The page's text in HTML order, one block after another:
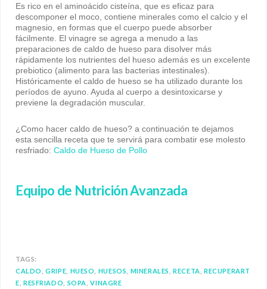
Es rico en el aminoácido cisteína, que es eficaz para
descomponer el moco, contiene minerales como el calcio y el
magnesio, en formas que el cuerpo puede absorber
fácilmente. El vinagre se agrega a menudo a las
preparaciones de caldo de hueso para disolver más
rápidamente los nutrientes del hueso además es un excelente
prebiotico (alimento para las bacterias intestinales).
Históricamente el caldo de hueso se ha utilizado durante los
períodos de ayuno. Ayuda al cuerpo a desintoxicarse y
previene la degradación muscular.
¿Como hacer caldo de hueso? a continuación te dejamos
esta sencilla receta que te servirá para combatir ese molesto
resfriado: Caldo de Hueso de Pollo
Equipo de Nutrición Avanzada
TAGS:
CALDO
GRIPE HUESO HUESOS MINERALES RECETA RECUPERART
E RESFRIADO SOPA VINAGRE